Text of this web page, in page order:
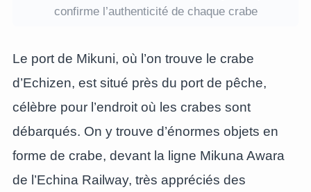
confirme l’authenticité de chaque crabe
Le port de Mikuni, où l’on trouve le crabe
d’Echizen, est situé près du port de pêche,
célèbre pour l’endroit où les crabes sont
débarqués. On y trouve d’énormes objets en
forme de crabe, devant la ligne Mikuna Awara
de l’Echina Railway, très appréciés des